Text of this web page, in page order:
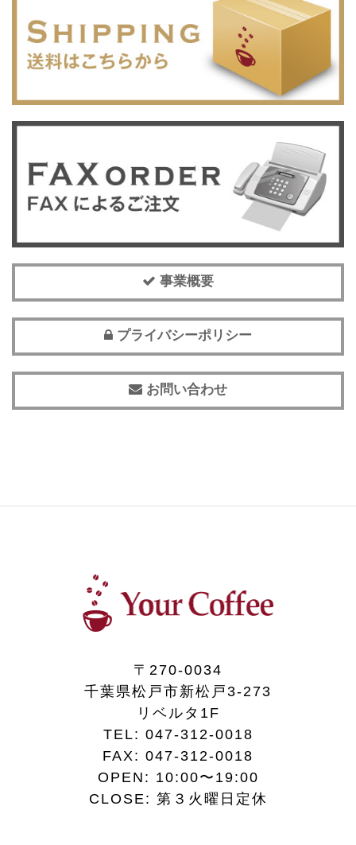
事業概要
プライバシーポリシー
お問い合わせ
〒270-0034
千葉県松戸市新松戸3-273
リベルタ1F
TEL: 047-312-0018
FAX: 047-312-0018
OPEN: 10:00〜19:00
CLOSE: 第３火曜日定休